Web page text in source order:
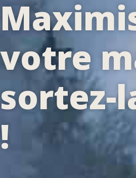
votre
sortez-
!